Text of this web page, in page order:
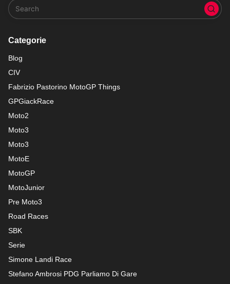
Categorie
Blog
CIV
Fabrizio Pastorino MotoGP Things
GPGiackRace
Moto2
Moto3
Moto3
MotoE
MotoGP
MotoJunior
Pre Moto3
Road Races
SBK
Serie
Simone Landi Race
Stefano Ambrosi PDG Parliamo Di Gare